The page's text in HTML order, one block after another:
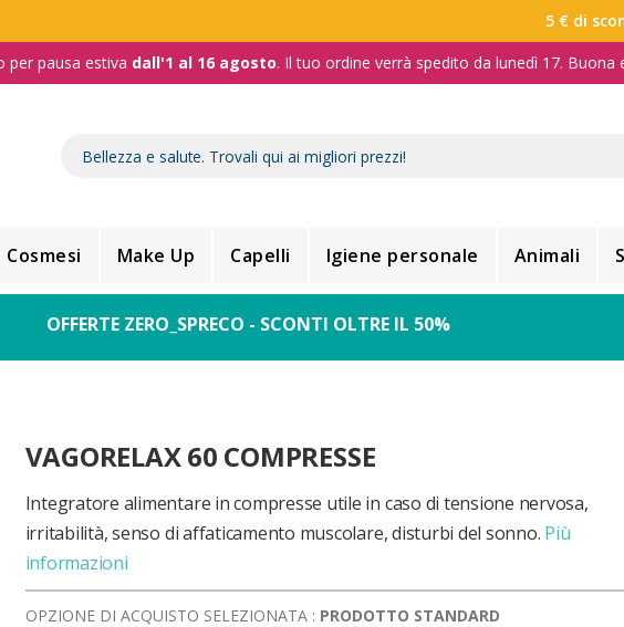
5 € di
per pausa estiva dall'1 al 16 agosto. Il tuo ordine verrà spedito da lunedì 17. Buona
Cosmesi Make Up Capelli Igiene personale Animali
OFFERTE ZERO_SPRECO - SCONTI OLTRE IL 50%
VAGORELAX 60 COMPRESSE
Integratore alimentare in compresse utile in caso di tensione nervosa,
irritabilità, senso di affaticamento muscolare, disturbi del sonno. Più
informazioni
OPZIONE DI ACQUISTO SELEZIONATA : PRODOTTO STANDARD